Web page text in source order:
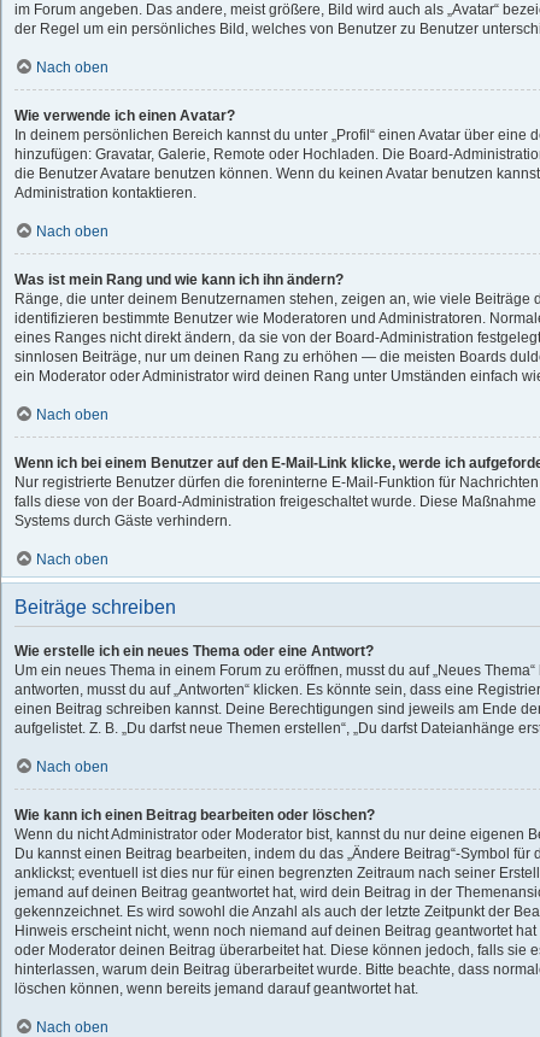
im Forum angeben. Das andere, meist größere, Bild wird auch als „Avatar“
der Regel um ein persönliches Bild, welches von Benutzer zu Benutzer
Nach oben
Wie verwende ich einen Avatar?
In deinem persönlichen Bereich kannst du unter „Profil“ einen Avatar über eine
hinzufügen: Gravatar, Galerie, Remote oder Hochladen. Die Board-
die Benutzer Avatare benutzen können. Wenn du keinen Avatar benutzen
Administration kontaktieren.
Nach oben
Was ist mein Rang und wie kann ich ihn ändern?
Ränge, die unter deinem Benutzernamen stehen, zeigen an, wie viele Beiträge
identifizieren bestimmte Benutzer wie Moderatoren und Administratoren.
eines Ranges nicht direkt ändern, da sie von der Board-Administration
sinnlosen Beiträge, nur um deinen Rang zu erhöhen — die meisten Boards
ein Moderator oder Administrator wird deinen Rang unter Umständen einfach
Nach oben
Wenn ich bei einem Benutzer auf den E-Mail-Link klicke, werde ich
Nur registrierte Benutzer dürfen die foreninterne E-Mail-Funktion für
falls diese von der Board-Administration freigeschaltet wurde. Diese
Systems durch Gäste verhindern.
Nach oben
Beiträge schreiben
Wie erstelle ich ein neues Thema oder eine Antwort?
Um ein neues Thema in einem Forum zu eröffnen, musst du auf „Neues
antworten, musst du auf „Antworten“ klicken. Es könnte sein, dass eine
einen Beitrag schreiben kannst. Deine Berechtigungen sind jeweils am Ende
aufgelistet. Z. B. „Du darfst neue Themen erstellen“, „Du darfst Dateianhänge
Nach oben
Wie kann ich einen Beitrag bearbeiten oder löschen?
Wenn du nicht Administrator oder Moderator bist, kannst du nur deine eigenen
Du kannst einen Beitrag bearbeiten, indem du das „Ändere Beitrag“-Symbol
anklickst; eventuell ist dies nur für einen begrenzten Zeitraum nach seiner
jemand auf deinen Beitrag geantwortet hat, wird dein Beitrag in der
gekennzeichnet. Es wird sowohl die Anzahl als auch der letzte Zeitpunkt der
Hinweis erscheint nicht, wenn noch niemand auf deinen Beitrag geantwortet
oder Moderator deinen Beitrag überarbeitet hat. Diese können jedoch, falls sie
hinterlassen, warum dein Beitrag überarbeitet wurde. Bitte beachte, dass
löschen können, wenn bereits jemand darauf geantwortet hat.
Nach oben